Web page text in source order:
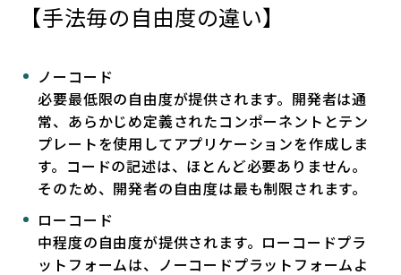
【手法毎の自由度の違い】
ノーコード
必要最低限の自由度が提供されます。開発者は通
常、あらかじめ定義されたコンポーネントとテン
プレートを使用してアプリケーションを作成しま
す。コードの記述は、ほとんど必要ありません。
そのため、開発者の自由度は最も制限されます。
ローコード
中程度の自由度が提供されます。ローコードプラ
ットフォームは、ノーコードプラットフォームよ